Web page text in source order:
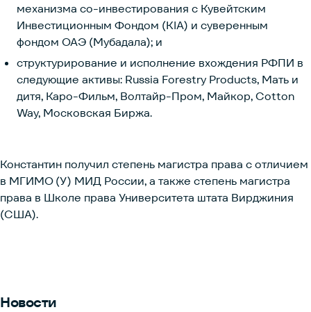
механизма со-инвестирования с Кувейтским
Инвестиционным Фондом (KIA) и суверенным
фондом ОАЭ (Мубадала); и
структурирование и исполнение вхождения РФПИ в
следующие активы: Russia Forestry Products, Мать и
дитя, Каро-Фильм, Волтайр-Пром, Майкор, Cotton
Way, Московская Биржа.
Константин получил степень магистра права с отличием
в МГИМО (У) МИД России, а также степень магистра
права в Школе права Университета штата Вирджиния
(США).
Новости